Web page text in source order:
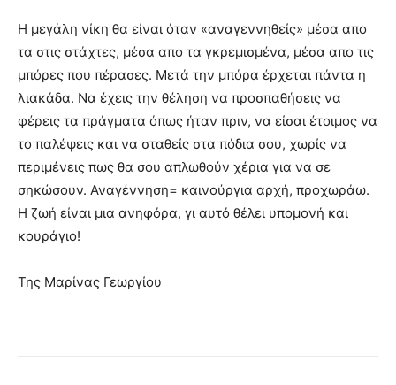
Η μεγάλη νίκη θα είναι όταν «αναγεννηθείς» μέσα απο
τα στις στάχτες, μέσα απο τα γκρεμισμένα, μέσα απο τις
μπόρες που πέρασες. Μετά την μπόρα έρχεται πάντα η
λιακάδα. Να έχεις την θέληση να προσπαθήσεις να
φέρεις τα πράγματα όπως ήταν πριν, να είσαι έτοιμος να
το παλέψεις και να σταθείς στα πόδια σου, χωρίς να
περιμένεις πως θα σου απλωθούν χέρια για να σε
σηκώσουν. Αναγέννηση= καινούργια αρχή, προχωράω.
Η ζωή είναι μια ανηφόρα, γι αυτό θέλει υπομονή και
κουράγιο!
Της Μαρίνας Γεωργίου